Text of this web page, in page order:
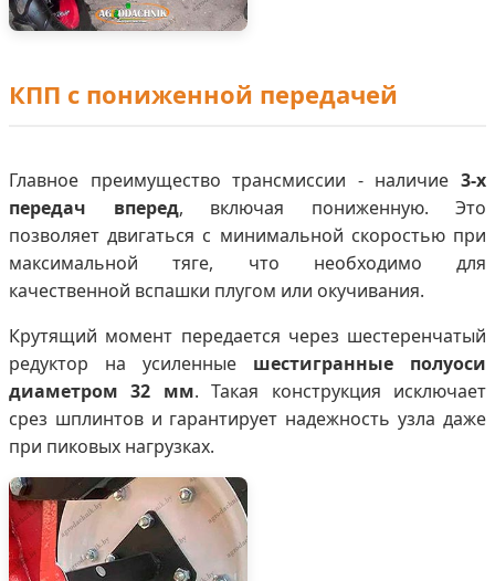
КПП с пониженной передачей
Главное преимущество трансмиссии - наличие 3-х
передач вперед, включая пониженную. Это
позволяет двигаться с минимальной скоростью при
максимальной тяге, что необходимо для
качественной вспашки плугом или окучивания.
Крутящий момент передается через шестеренчатый
редуктор на усиленные шестигранные полуоси
диаметром 32 мм. Такая конструкция исключает
срез шплинтов и гарантирует надежность узла даже
при пиковых нагрузках.